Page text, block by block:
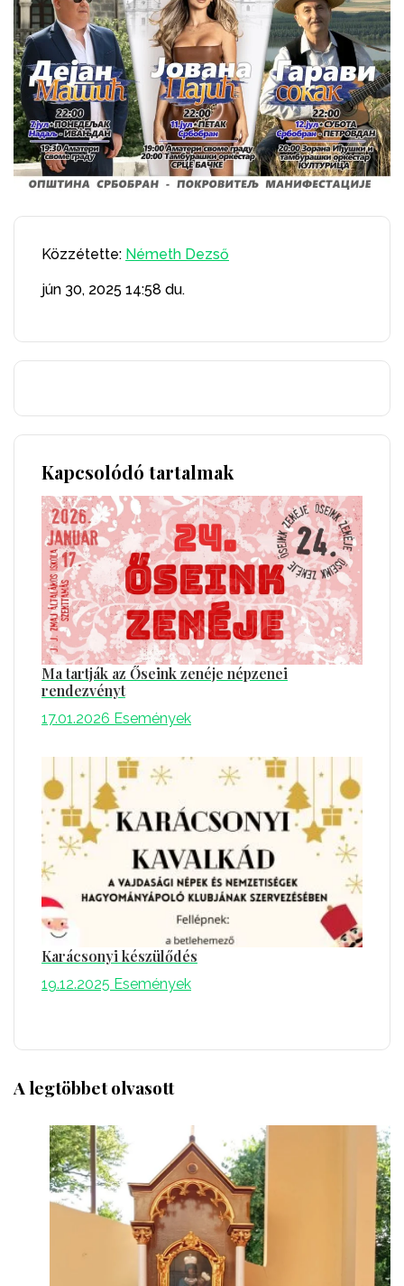
Közzétette: Németh Dezső
jún 30, 2025 14:58 du.
Kapcsolódó tartalmak
Ma tartják az Őseink zenéje népzenei
rendezvényt
17.01.2026 Események
Karácsonyi készülődés
19.12.2025 Események
A legtöbbet olvasott